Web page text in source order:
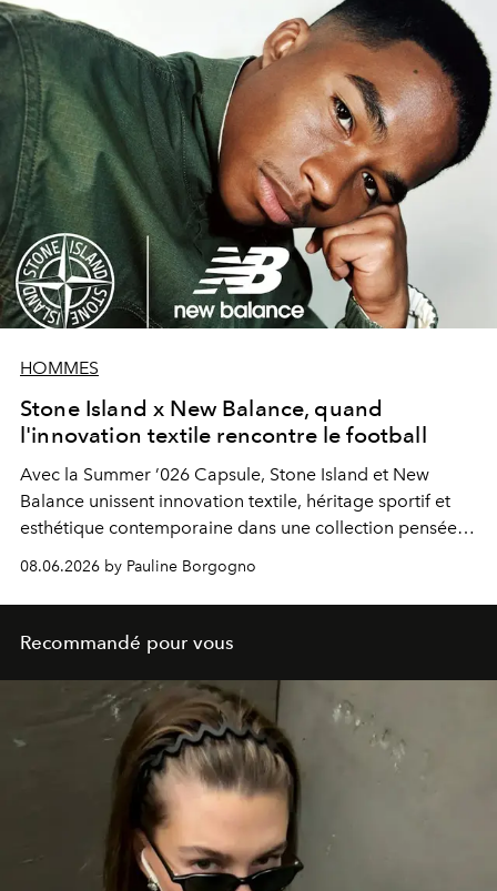
HOMMES
Stone Island x New Balance, quand
l'innovation textile rencontre le football
Avec la Summer ’026 Capsule, Stone Island et New
Balance unissent innovation textile, héritage sportif et
esthétique contemporaine dans une collection pensée
08.06.2026 by Pauline Borgogno
Recommandé pour vous